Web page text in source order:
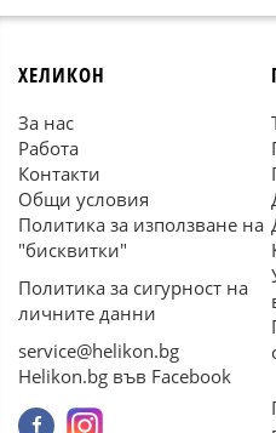
ХЕЛИКОН
За нас
Работа
Контакти
Общи условия
Политика за използване на
"бисквитки"
Политика за сигурност на
личните данни
service@helikon.bg
Helikon.bg във Facebook